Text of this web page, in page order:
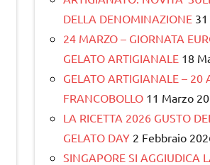
DELLA DENOMINAZIONE
24 MARZO – GIORNATA
GELATO ARTIGIANALE 18
GELATO ARTIGIANALE – 20
FRANCOBOLLO 11 Marzo
LA RICETTA 2026 GUSTO
GELATO DAY 2 Febbraio
SINGAPORE SI AGGIUDICA